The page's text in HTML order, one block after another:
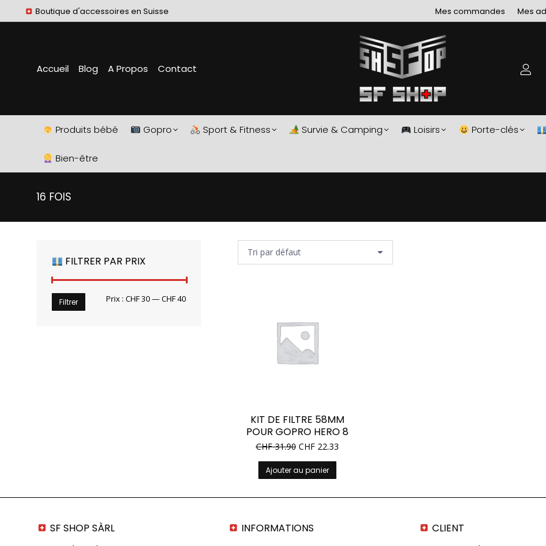
Boutique d'accessoires en Suisse Mes commandes Mes
Accueil Blog A Propos Contact
Produits bébé Gopro Sport & Fitness Survie & Camping Loisirs Porte-clés
Bien-être
16 FOIS
KIT DE FILTRE 58MM
POUR GOPRO HERO 8
CHF31.90 CHF22.33
Ajouter au panier
FILTRER PAR PRIX
Prix
Prix
Filtrer Prix : CHF 30—CHF 40
SF SHOP SÀRL INFORMATIONS CLIENT